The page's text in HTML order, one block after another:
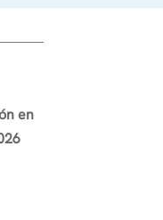
en